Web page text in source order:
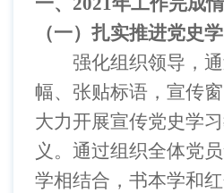
（一）扎实推进党史学
强化组织领导，
幅、张贴标语，宣传
大力开展宣传党史学
义。通过组织全体党
学相结合，书本学和